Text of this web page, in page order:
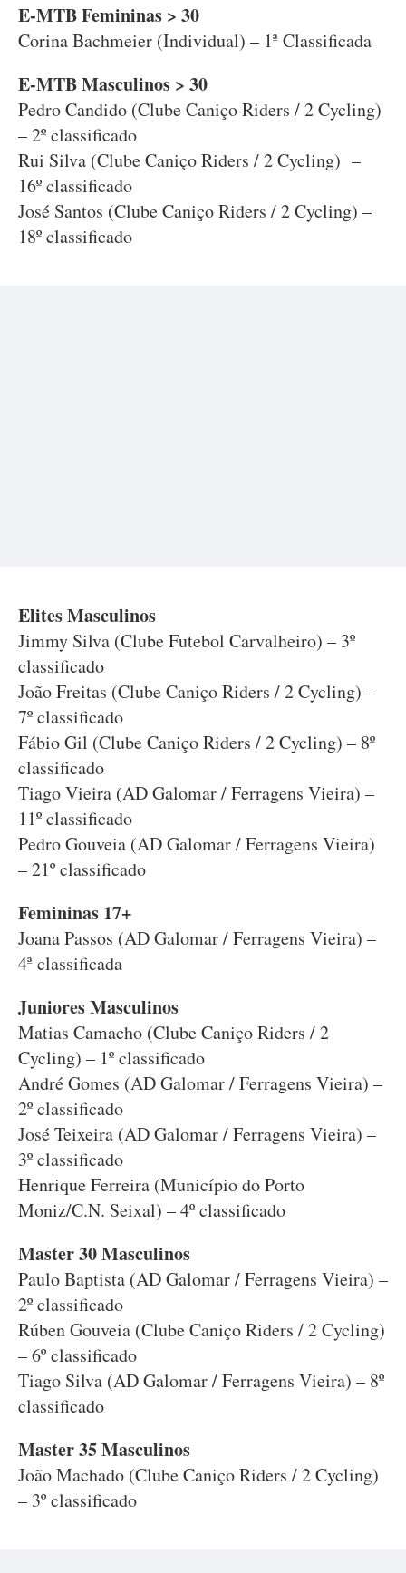
E-MTB Femininas > 30
Corina Bachmeier (Individual) – 1ª Classificada
E-MTB Masculinos > 30
Pedro Candido (Clube Caniço Riders / 2 Cycling)
– 2º classificado
Rui Silva (Clube Caniço Riders / 2 Cycling) –
16º classificado
José Santos (Clube Caniço Riders / 2 Cycling) –
18º classificado
Elites Masculinos
Jimmy Silva (Clube Futebol Carvalheiro) – 3º
classificado
João Freitas (Clube Caniço Riders / 2 Cycling) –
7º classificado
Fábio Gil (Clube Caniço Riders / 2 Cycling) – 8º
classificado
Tiago Vieira (AD Galomar / Ferragens Vieira) –
11º classificado
Pedro Gouveia (AD Galomar / Ferragens Vieira)
– 21º classificado
Femininas 17+
Joana Passos (AD Galomar / Ferragens Vieira) –
4ª classificada
Juniores Masculinos
Matias Camacho (Clube Caniço Riders / 2
Cycling) – 1º classificado
André Gomes (AD Galomar / Ferragens Vieira) –
2º classificado
José Teixeira (AD Galomar / Ferragens Vieira) –
3º classificado
Henrique Ferreira (Município do Porto
Moniz/C.N. Seixal) – 4º classificado
Master 30 Masculinos
Paulo Baptista (AD Galomar / Ferragens Vieira) –
2º classificado
Rúben Gouveia (Clube Caniço Riders / 2 Cycling)
– 6º classificado
Tiago Silva (AD Galomar / Ferragens Vieira) – 8º
classificado
Master 35 Masculinos
João Machado (Clube Caniço Riders / 2 Cycling)
– 3º classificado